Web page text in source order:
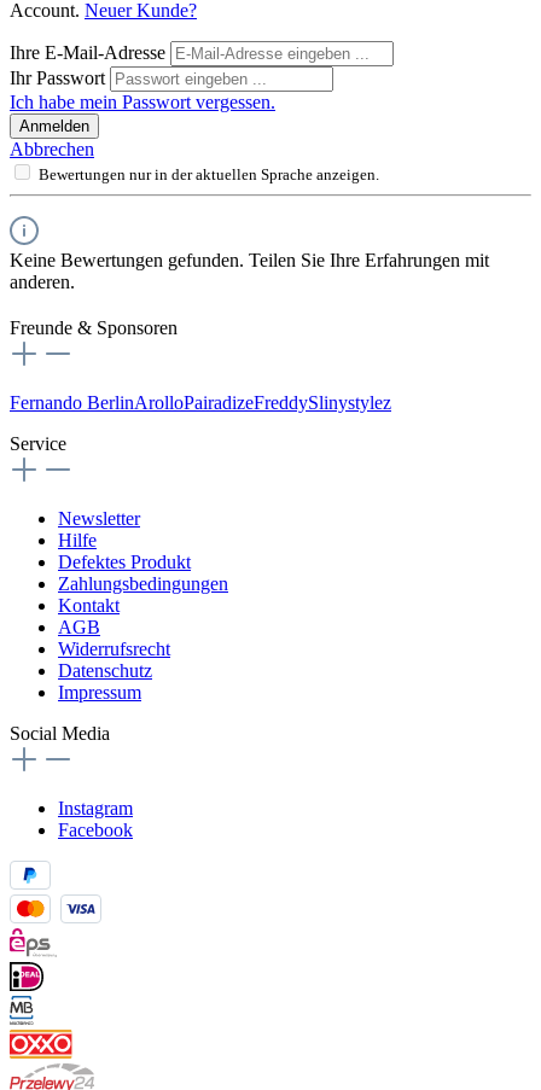
Account. Neuer Kunde?
Ihre E-Mail-Adresse
Ihr Passwort
Ich habe mein Passwort vergessen.
Anmelden
Abbrechen
Bewertungen nur in der aktuellen Sprache anzeigen.
Keine Bewertungen gefunden. Teilen Sie Ihre Erfahrungen mit
anderen.
Freunde & Sponsoren
Fernando BerlinArolloPairadizeFreddySlinystylez
Service
Newsletter
Hilfe
Defektes Produkt
Zahlungsbedingungen
Kontakt
AGB
Widerrufsrecht
Datenschutz
Impressum
Social Media
Instagram
Facebook